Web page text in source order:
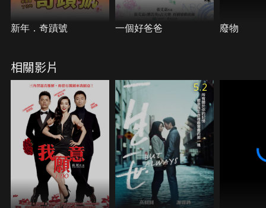
新年．奇蹟號 一個好爸爸 廢物
相關影片
5.2